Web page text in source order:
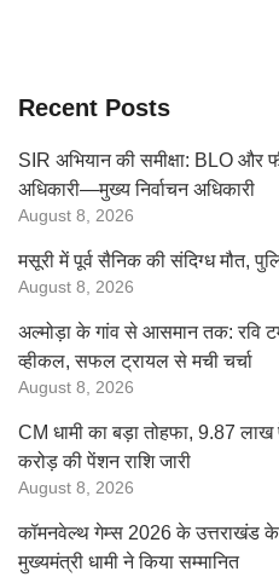
Recent Posts
SIR अभियान की समीक्षा: BLO और
अधिकारी—मुख्य निर्वाचन अधिकारी
August 8, 2026
मसूरी में पूर्व सैनिक की संदिग्ध मौत,
August 8, 2026
अल्मोड़ा के गांव से आसमान तक: रवि
व्हीकल, सफल ट्रायल से मची चर्चा
August 8, 2026
CM धामी का बड़ा तोहफा, 9.87 लाख
करोड़ की पेंशन राशि जारी
August 8, 2026
कॉमनवेल्थ गेम्स 2026 के उत्तराखंड
मुख्यमंत्री धामी ने किया सम्मानित